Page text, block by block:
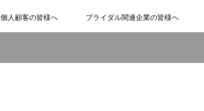
個人顧客の皆様へ ブライダル関連企業の皆様へ